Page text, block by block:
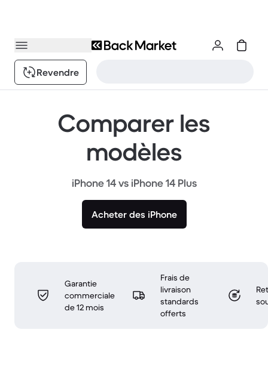
Revendre
Comparer les
modèles
iPhone 14 vs iPhone 14 Plus
Acheter des iPhone
Garantie
commerciale
de 12 mois
Frais de
livraison
standards
offerts